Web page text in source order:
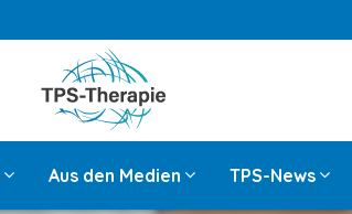
Aus den Medien TPS-News